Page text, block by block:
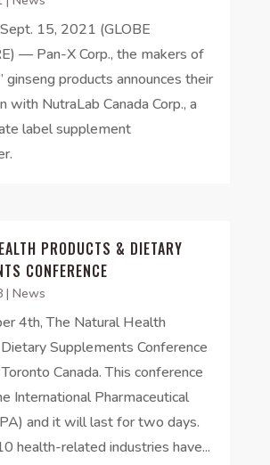
15, 2021 (GLOBE
— Pan-X Corp., the makers of
ginseng products announces their
with NutraLab Canada Corp., a
label supplement
PRODUCTS & DIETARY
CONFERENCE
| News
4th, The Natural Health
Supplements Conference
Canada. This conference
International Pharmaceutical
and it will last for two days.
health-related industries have...